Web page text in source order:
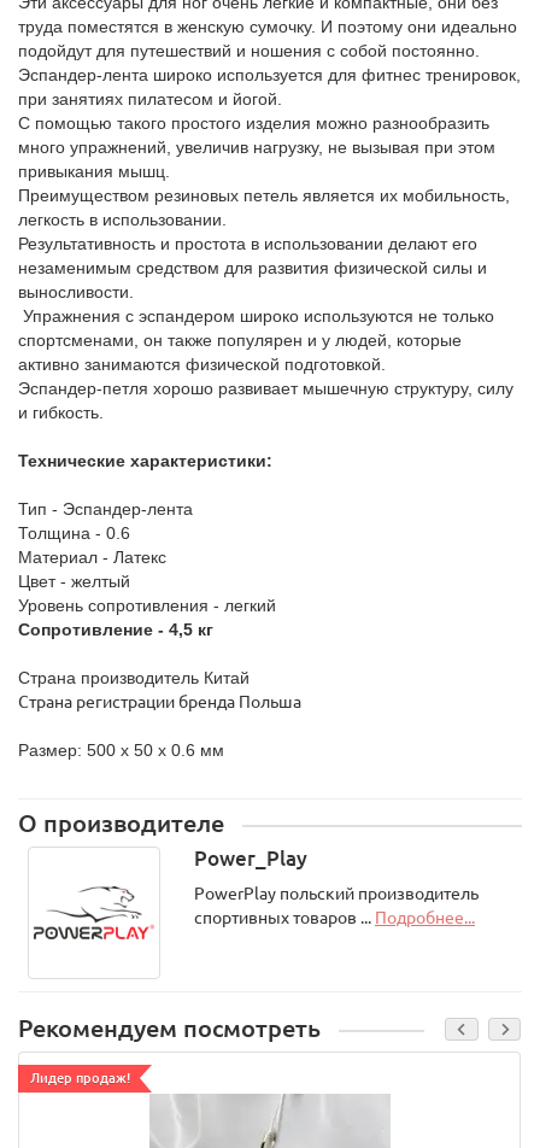
труда поместятся в женскую сумочку. И поэтому они идеально
подойдут для путешествий и ношения с собой постоянно.
Эспандер-лента широко используется для фитнес тренировок,
при занятиях пилатесом и йогой.
С помощью такого простого изделия можно разнообразить
много упражнений, увеличив нагрузку, не вызывая при этом
привыкания мышц.
Преимуществом резиновых петель является их мобильность,
легкость в использовании.
Результативность и простота в использовании делают его
незаменимым средством для развития физической силы и
выносливости.
Упражнения с эспандером широко используются не только
спортсменами, он также популярен и у людей, которые
активно занимаются физической подготовкой.
Эспандер-петля хорошо развивает мышечную структуру, силу
и гибкость.
Технические характеристики:
Тип - Эспандер-лента
Толщина - 0.6
Материал - Латекс
Цвет - желтый
Уровень сопротивления - легкий
Сопротивление - 4,5 кг
Страна производитель Китай
Страна регистрации бренда Польша
Размер: 500 x 50 x 0.6 мм
О производителе
Power_Play
PowerPlay польский производитель
спортивных товаров ... Подробнее...
Рекомендуем посмотреть
Лидер продаж!